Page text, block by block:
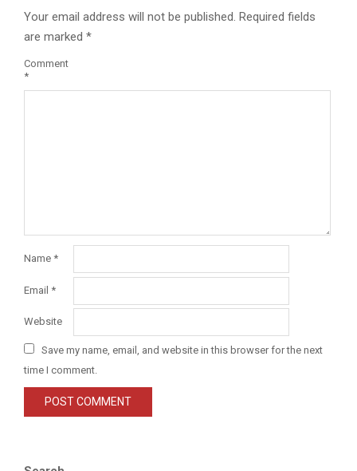
Your email address will not be published. Required fields
are marked *
Comment
*
Name *
Email *
Website
Save my name, email, and website in this browser for the next
time I comment.